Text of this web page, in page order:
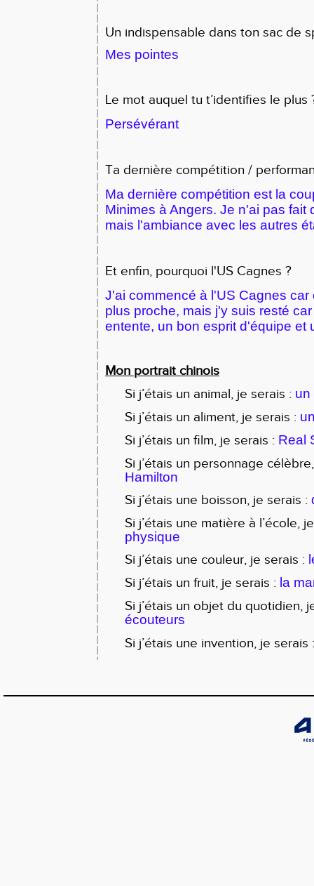
Un indispensable dans ton sac de
Mes pointes
Le mot auquel tu t’identifies le plus
Persévérant
Ta dernière compétition /
Ma dernière compétition est la
Minimes à Angers. Je n'ai pas fait
mais l'ambiance avec les autres
Et enfin, pourquoi l'US Cagnes ?
J'ai commencé à l'US Cagnes car
plus proche, mais j'y suis resté
entente, un bon esprit d'équipe et
Mon portrait chinois
Si j’étais un animal, je serais : un
Si j’étais un aliment, je serais :
Si j’étais un film, je serais : Real
Si j’étais un personnage
Hamilton
Si j’étais une boisson, je serais :
Si j’étais une matière à l’école,
physique
Si j’étais une couleur, je serais :
Si j’étais un fruit, je serais : la
Si j’étais un objet du quotidien,
écouteurs
Si j’étais une invention, je serais